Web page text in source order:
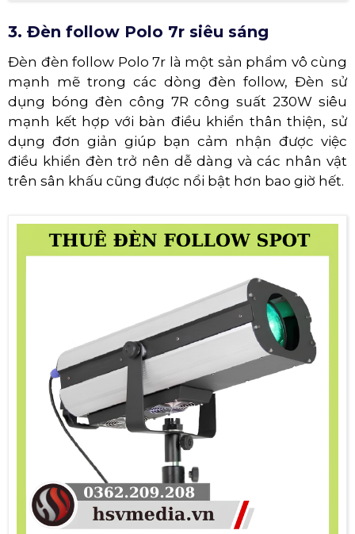
3. Đèn follow Polo 7r siêu sáng
Đèn đèn follow Polo 7r là một sản phẩm vô cùng
mạnh mẽ trong các dòng đèn follow, Đèn sử
dụng bóng đèn công 7R công suất 230W siêu
mạnh kết hợp với bàn điều khiển thân thiện, sử
dụng đơn giản giúp bạn cảm nhận được việc
điều khiển đèn trở nên dễ dàng và các nhân vật
trên sân khấu cũng được nổi bật hơn bao giờ hết.